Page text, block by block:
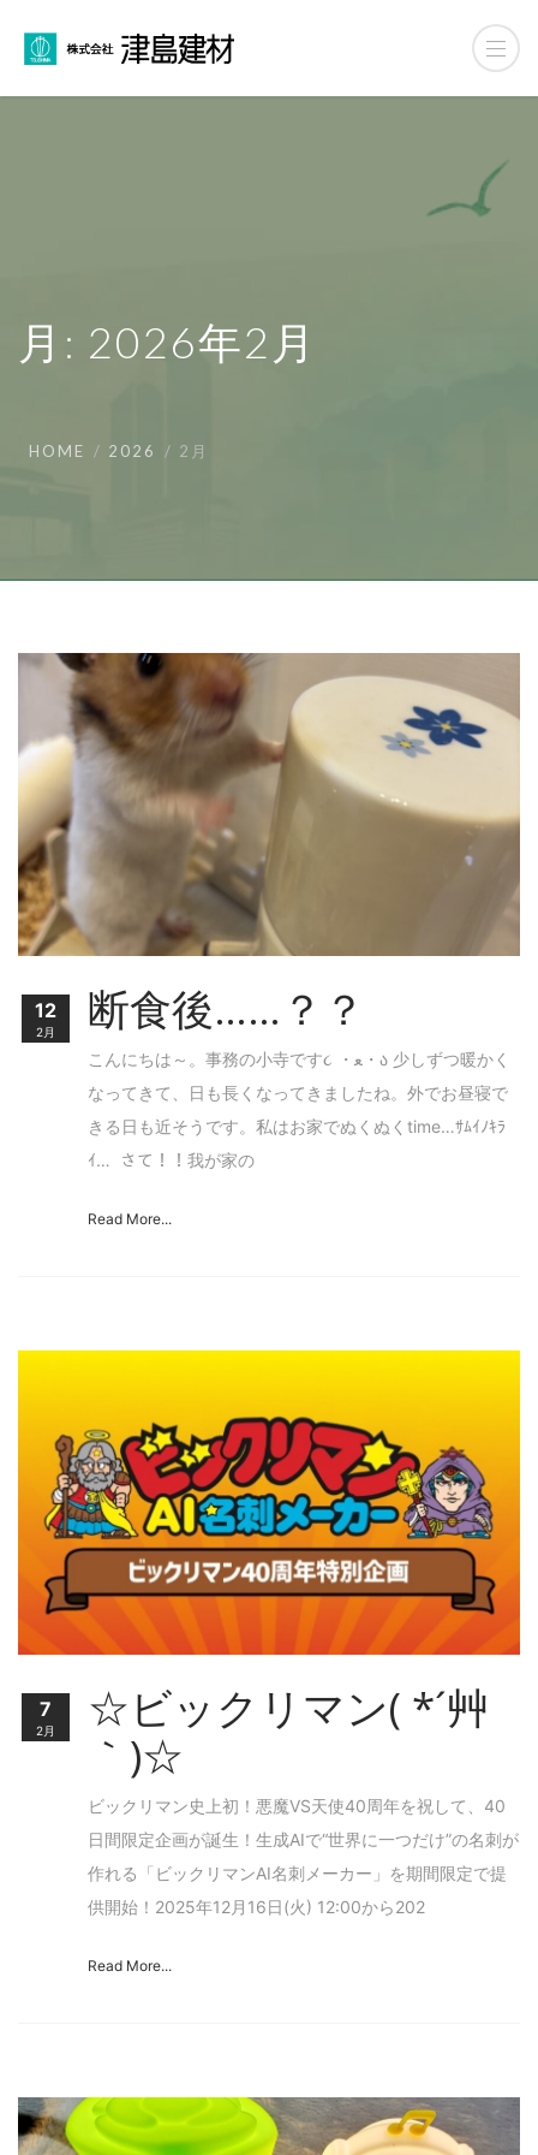
月: 2026年2月
HOME 2026 2月
断食後……？？
こんにちは～。事務の小寺です૮ ・ﻌ・ა 少しずつ暖かく
なってきて、日も長くなってきましたね。外でお昼寝で
きる日も近そうです。私はお家でぬくぬくtime…ｻﾑｲﾉｷﾗ
ｲ… さて！！我が家の
Read More...
12
2月
☆‎ビックリマン( *´艸
｀)☆
ビックリマン史上初！悪魔VS天使40周年を祝して、40
日間限定企画が誕生！生成AIで“世界に一つだけ”の名刺が
作れる「ビックリマンAI名刺メーカー」を期間限定で提
供開始！2025年12月16日(火) 12:00から202
Read More...
7
2月